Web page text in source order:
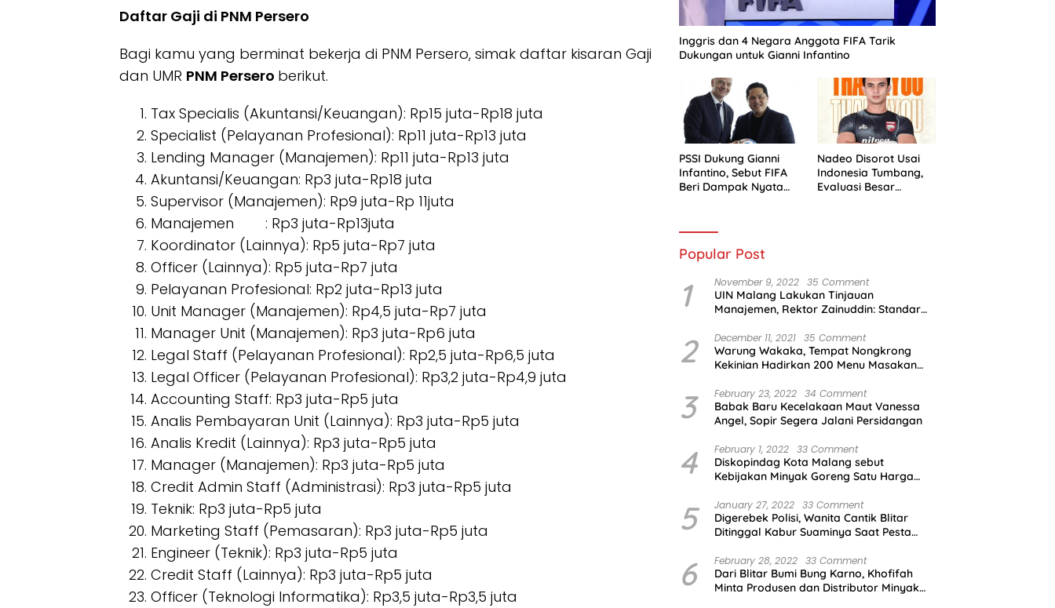
Daftar Gaji di PNM Persero
Bagi kamu yang berminat bekerja di PNM Persero, simak daftar kisaran Gaji
dan UMR PNM Persero berikut.
Tax Specialis (Akuntansi/Keuangan): Rp15 juta-Rp18 juta
Specialist (Pelayanan Profesional): Rp11 juta-Rp13 juta
Lending Manager (Manajemen): Rp11 juta-Rp13 juta
Akuntansi/Keuangan: Rp3 juta-Rp18 juta
Supervisor (Manajemen): Rp9 juta-Rp 11juta
Manajemen : Rp3 juta-Rp13juta
Koordinator (Lainnya): Rp5 juta-Rp7 juta
Officer (Lainnya): Rp5 juta-Rp7 juta
Pelayanan Profesional: Rp2 juta-Rp13 juta
Unit Manager (Manajemen): Rp4,5 juta-Rp7 juta
Manager Unit (Manajemen): Rp3 juta-Rp6 juta
Legal Staff (Pelayanan Profesional): Rp2,5 juta-Rp6,5 juta
Legal Officer (Pelayanan Profesional): Rp3,2 juta-Rp4,9 juta
Accounting Staff: Rp3 juta-Rp5 juta
Analis Pembayaran Unit (Lainnya): Rp3 juta-Rp5 juta
Analis Kredit (Lainnya): Rp3 juta-Rp5 juta
Manager (Manajemen): Rp3 juta-Rp5 juta
Credit Admin Staff (Administrasi): Rp3 juta-Rp5 juta
Teknik: Rp3 juta-Rp5 juta
Marketing Staff (Pemasaran): Rp3 juta-Rp5 juta
Engineer (Teknik): Rp3 juta-Rp5 juta
Credit Staff (Lainnya): Rp3 juta-Rp5 juta
Officer (Teknologi Informatika): Rp3,5 juta-Rp3,5 juta
Inggris dan 4 Negara Anggota FIFA Tarik
Dukungan untuk Gianni Infantino
PSSI Dukung Gianni
Infantino, Sebut FIFA
Beri Dampak Nyata
Nadeo Disorot Usai
Indonesia Tumbang,
Evaluasi Besar
Popular Post
1 November 9, 2022 35 Comment
UIN Malang Lakukan Tinjauan
Manajemen, Rektor Zainuddin: Standar
2 December 11, 2021 35 Comment
Warung Wakaka, Tempat Nongkrong
Kekinian Hadirkan 200 Menu Masakan
3 February 23, 2022 34 Comment
Babak Baru Kecelakaan Maut Vanessa
Angel, Sopir Segera Jalani Persidangan
4 February 1, 2022 33 Comment
Diskopindag Kota Malang sebut
Kebijakan Minyak Goreng Satu Harga
5 January 27, 2022 33 Comment
Digerebek Polisi, Wanita Cantik Blitar
Ditinggal Kabur Suaminya Saat Pesta
6 February 28, 2022 33 Comment
Dari Blitar Bumi Bung Karno, Khofifah
Minta Produsen dan Distributor Minyak